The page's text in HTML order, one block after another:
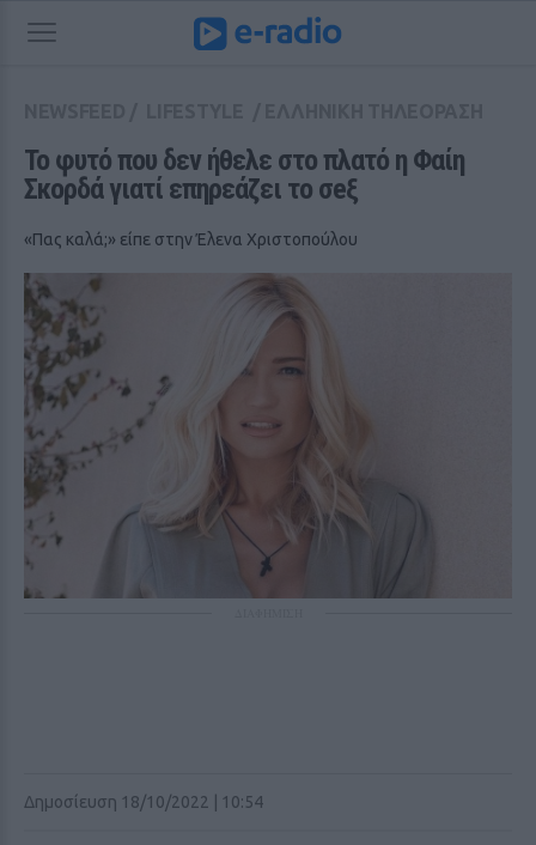
Το φυτό που δεν ήθελε στο πλατό η Φαίη
Σκορδά γιατί επηρεάζει το σeξ
«Πας καλά;» είπε στην Έλενα Χριστοπούλου
Δημοσίευση 18/10/2022 | 10:54